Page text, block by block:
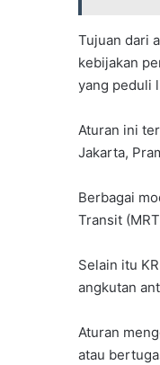
Tujuan dari
kebijakan
yang peduli
Aturan ini
Jakarta,
Berbagai
Transit
Selain itu
angkutan
Aturan
atau